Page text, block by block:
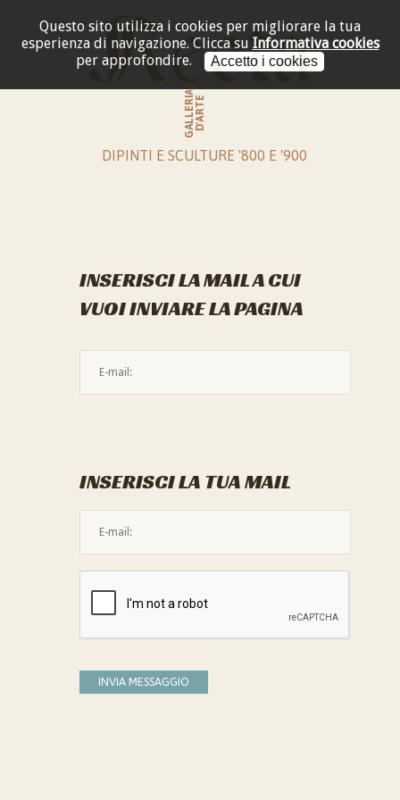
Questo sito utilizza i cookies per migliorare la tua
esperienza di navigazione. Clicca su Informativa cookies
per approfondire.
Accetto i cookies
GALLERIAD'ARTE
DIPINTI E SCULTURE '800 E '900
INSERISCI LA MAIL A CUI
VUOI INVIARE LA PAGINA
INSERISCI LA TUA MAIL
INVIA MESSAGGIO